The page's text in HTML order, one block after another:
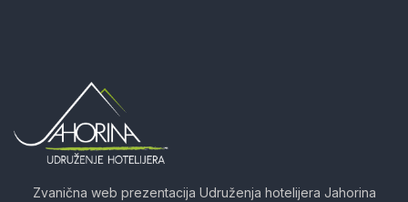
Zvanična web prezentacija Udruženja hotelijera Jahorina